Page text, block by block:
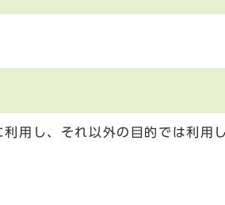
用し、それ以外の目的では利用